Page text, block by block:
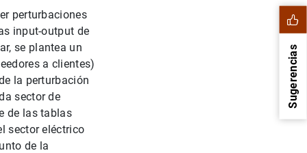
perturbaciones
input-output de
se plantea un
a clientes)
la perturbación
sector de
de las tablas
sector eléctrico
de la
Sugerencias